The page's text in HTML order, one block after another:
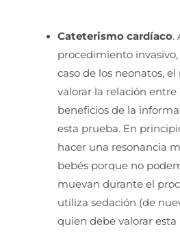
Cateterismo cardíaco.
procedimiento
caso de los neonatos,
valorar la relación entre
beneficios de la
esta prueba. En
hacer una resonancia
bebés porque no
muevan durante el
utiliza sedación (de
quien debe valorar esta